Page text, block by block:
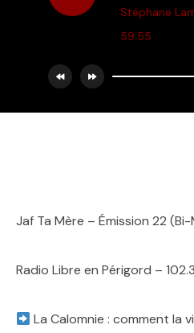
Stéphane
59:55
Jaf Ta Mère – Émission 22
Radio Libre en Périgord –
La Calomnie : comment la